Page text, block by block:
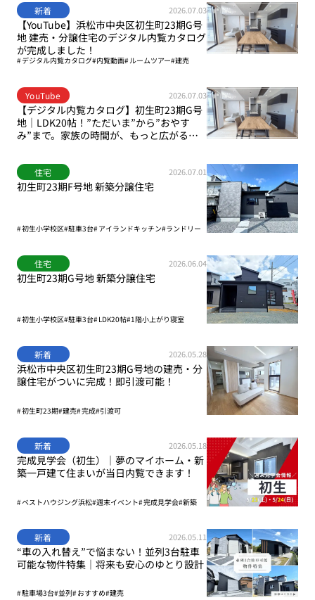
新着 2026.07.03
【YouTube】浜松市中央区初生町23期G号
地 建売・分譲住宅のデジタル内覧カタログ
が完成しました！
デジタル内覧カタログ 内覧動画 ルームツアー 建売
YouTube 2026.07.03
【デジタル内覧カタログ】初生町23期G号
地｜LDK20帖！”ただいま”から”おやす
み”まで。家族の時間が、もっと広がる
リア）
住宅 2026.07.01
初生町23期F号地 新築分譲住宅
初生小学校区 駐車3台 アイランドキッチン ランドリー
住宅 2026.06.04
初生町23期G号地 新築分譲住宅
初生小学校区 駐車3台 LDK20帖 1階小上がり寝室
新着 2026.05.28
浜松市中央区初生町23期G号地の建売・分
譲住宅がついに完成！即引渡可能！
初生町23期 建売 完成 引渡可
新着 2026.05.18
完成見学会（初生）｜夢のマイホーム・新
築一戸建て住まいが当日内覧できます！
ベストハウジング浜松 週末イベント 完成見学会 新築
新着 2026.05.11
“車の入れ替え”で悩まない！並列3台駐車
可能な物件特集｜将来も安心のゆとり設計
駐車場3台 並列 おすすめ 建売